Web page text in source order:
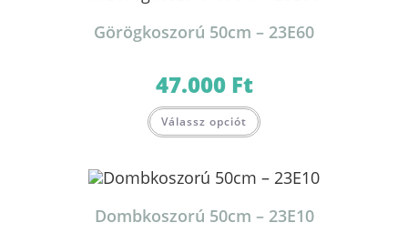
Görögkoszorú 50cm – 23E60
47.000 Ft
Válassz opciót
Dombkoszorú 50cm – 23E10